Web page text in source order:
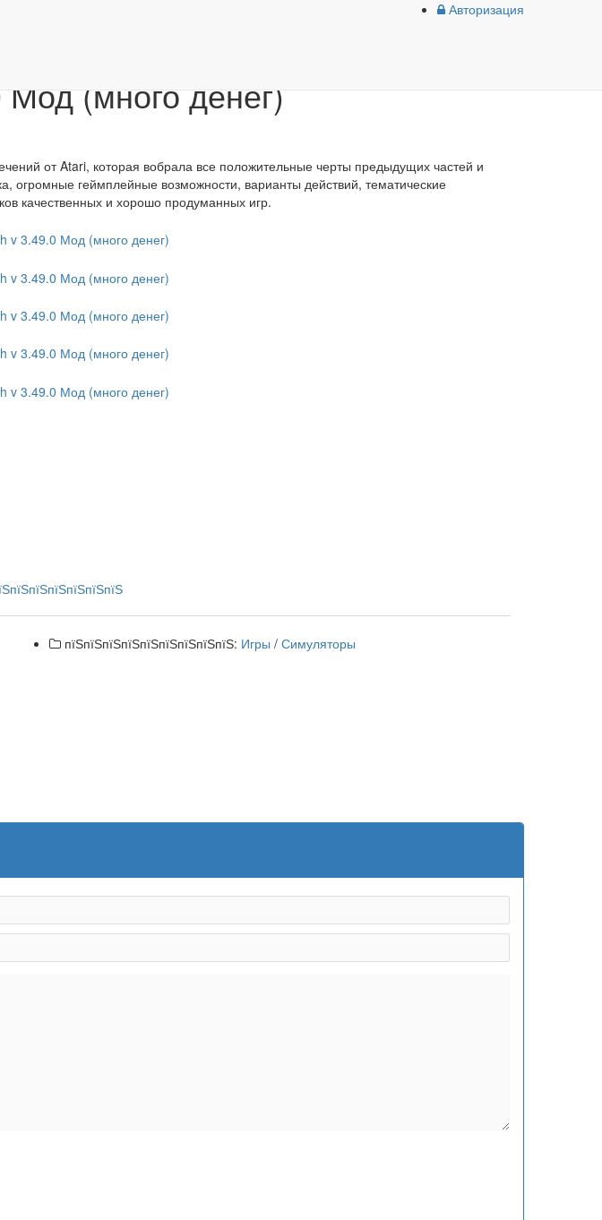
Авторизация
(много денег)
от Atari, которая вобрала все положительные черты предыдущих частей и
огромные геймплейные возможности, варианты действий, тематические
качественных и хорошо продуманных игр.
пїЅпїЅпїЅпїЅпїЅпїЅпїЅпїЅпїЅ: Игры / Симуляторы